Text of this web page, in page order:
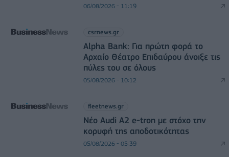
06/08/2026 - 11:19
csrnews.gr
Alpha Bank: Για πρώτη φορά το
Αρχαίο Θέατρο Επιδαύρου άνοιξε τις
πύλες του σε όλους
05/08/2026 - 10:12
fleetnews.gr
Νέο Audi A2 e-tron με στόχο την
κορυφή της αποδοτικότητας
05/08/2026 - 05:39